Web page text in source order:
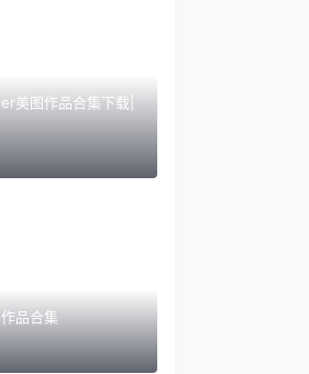
美图作品合集下载|
品合集